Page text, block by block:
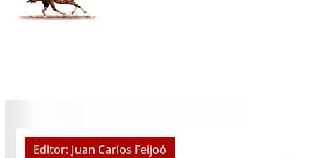
Editor: Juan Carlos Feijoó